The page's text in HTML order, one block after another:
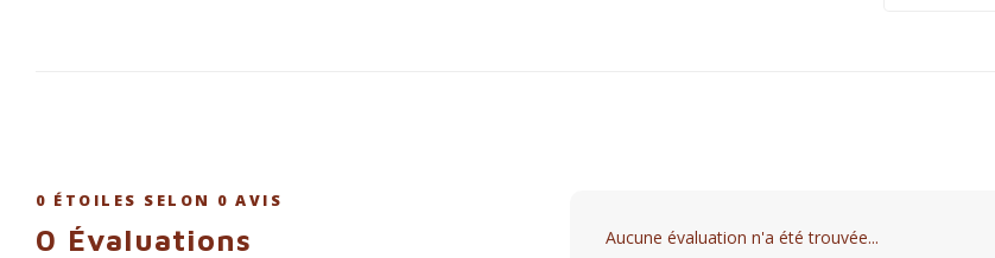
0 ÉTOILES SELON 0 AVIS
0 Évaluations Aucune évaluation n'a été trouvée...